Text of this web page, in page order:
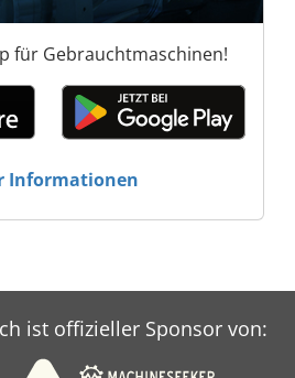
für Gebrauchtmaschinen!
Informationen
ist offizieller Sponsor von: